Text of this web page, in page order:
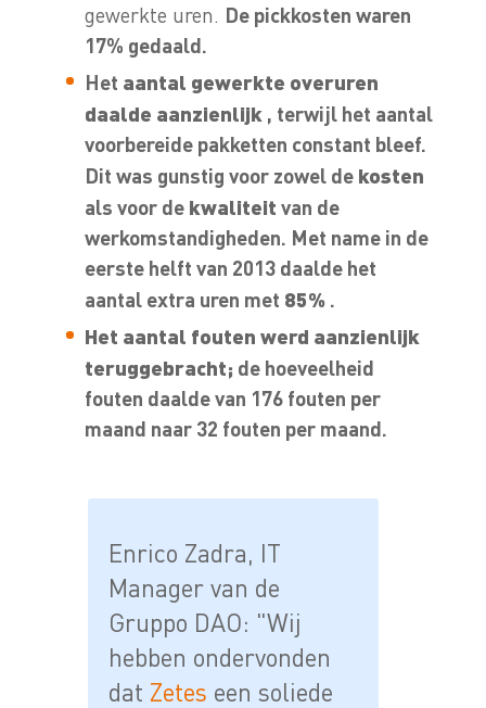
gewerkte uren. De pickkosten waren
17% gedaald.
Het aantal gewerkte overuren
daalde aanzienlijk , terwijl het aantal
voorbereide pakketten constant bleef.
Dit was gunstig voor zowel de kosten
als voor de kwaliteit van de
werkomstandigheden. Met name in de
eerste helft van 2013 daalde het
aantal extra uren met 85% .
Het aantal fouten werd aanzienlijk
teruggebracht; de hoeveelheid
fouten daalde van 176 fouten per
maand naar 32 fouten per maand.
Enrico Zadra, IT
Manager van de
Gruppo DAO: "Wij
hebben ondervonden
dat Zetes een soliede